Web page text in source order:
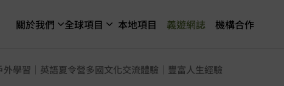
關於我們 全球項目 本地項目 義遊網誌 機構合作
學習｜英語夏令營多國文化交流體驗｜豐富人生經驗